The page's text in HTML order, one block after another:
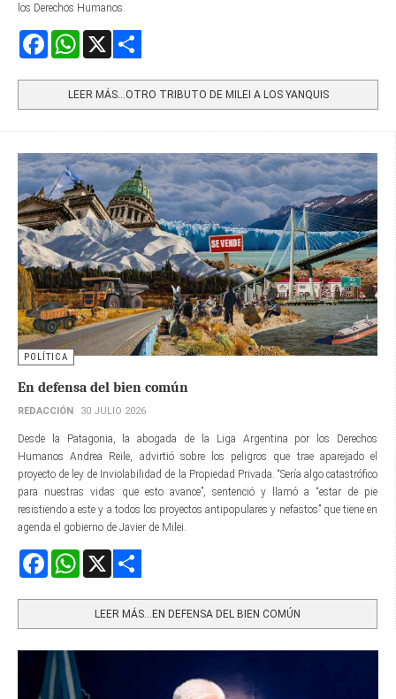
los Derechos Humanos.
FacebookWhatsApp
LEER MÁS…OTRO TRIBUTO DE MILEI A LOS YANQUIS
POLÍTICA
En defensa del bien común
REDACCIÓN 30 JULIO 2026
Desde la Patagonia, la abogada de la Liga Argentina por los Derechos
Humanos Andrea Reile, advirtió sobre los peligros que trae aparejado el
proyecto de ley de Inviolabilidad de la Propiedad Privada. “Sería algo catastrófico
para nuestras vidas que esto avance”, sentenció y llamó a “estar de pie
resistiendo a este y a todos los proyectos antipopulares y nefastos” que tiene en
agenda el gobierno de Javier de Milei.
FacebookWhatsApp
LEER MÁS…EN DEFENSA DEL BIEN COMÚN